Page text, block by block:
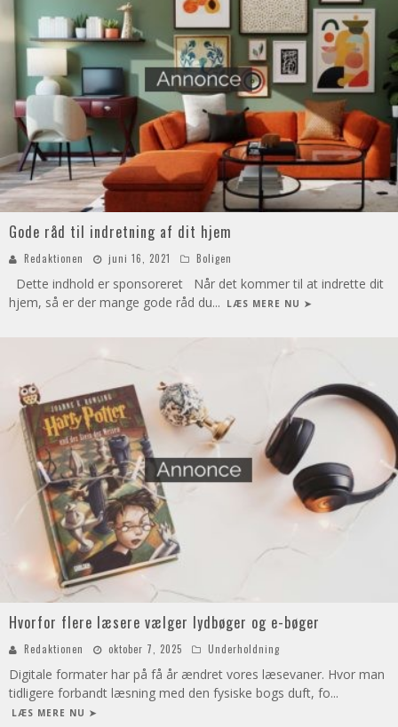
Gode råd til indretning af dit hjem
Redaktionen juni 16, 2021 Boligen
Dette indhold er sponsoreret Når det kommer til at indrette dit
hjem, så er der mange gode råd du... LÆS MERE NU ➤
Hvorfor flere læsere vælger lydbøger og e-bøger
Redaktionen oktober 7, 2025 Underholdning
Digitale formater har på få år ændret vores læsevaner. Hvor man
tidligere forbandt læsning med den fysiske bogs duft, fo...
LÆS MERE NU ➤